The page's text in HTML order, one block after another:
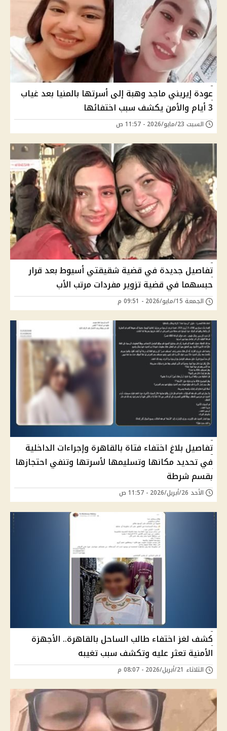
عودة إيريني ماجد وهبة إلى أسرتها بالمنيا بعد غياب
3 أيام والأمن يكشف سبب اختفائها
السبت 23/مايو/2026 - 11:57 ص
تفاصيل جديدة في قضية شقيقتي أسيوط بعد قرار
حبسهما في قضية تزوير مفردات مرتب الأب
الجمعة 15/مايو/2026 - 09:51 م
تفاصيل بلاغ اختفاء فتاة بالقاهرة وإجراءات الداخلية
في تحديد مكانها وتسليمها لأسرتها وتنفي احتجازها
بقسم شرطة
الأحد 26/أبريل/2026 - 11:57 ص
كشف لغز اختفاء طالب الساحل بالقاهرة.. الأجهزة
الأمنية تعثر عليه وتكشف سبب تغيبه
الثلاثاء 21/أبريل/2026 - 08:07 م